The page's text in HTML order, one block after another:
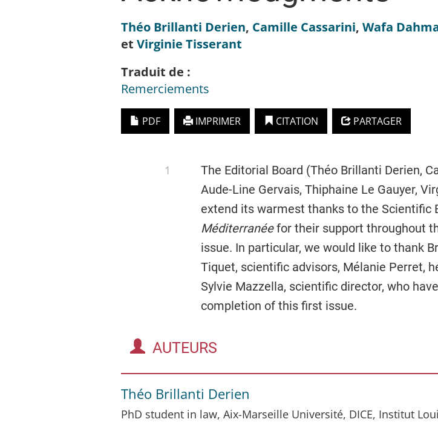
Théo Brillanti Derien, Camille Cassarini, Wafa
et Virginie Tisserant
Traduit de :
Remerciements
PDF IMPRIMER CITATION PARTAGER
The Editorial Board (Théo Brillanti Derien,
Aude-Line Gervais, Thiphaine Le Gauyer,
extend its warmest thanks to the Scientific
Méditerranéefor their support throughout
issue. In particular, we would like to thank
Tiquet, scientific advisors, Mélanie Perret,
Sylvie Mazzella, scientific director, who
completion of this first issue.
AUTEURS
Théo Brillanti Derien
PhD student in law, Aix-Marseille Université, DICE, Institut